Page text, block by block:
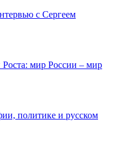
с Сергеем
Роста: мир России – мир
политике и русском